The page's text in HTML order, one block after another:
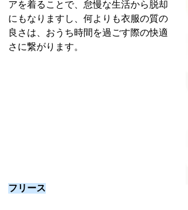
アを着ることで、怠慢な生活から脱却
にもなりますし、何よりも衣服の質の
良さは、おうち時間を過ごす際の快適
さに繋がります。
フリース